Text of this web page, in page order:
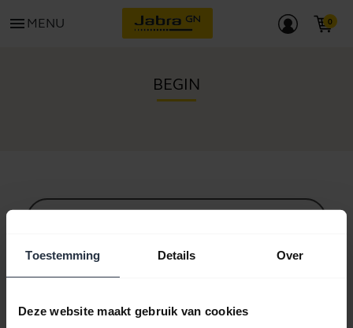
Toestemming Details Over
Deze website maakt gebruik van cookies
menu MENU
BEGIN